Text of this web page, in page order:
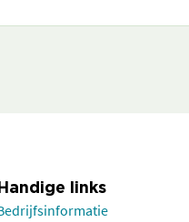
Handige links